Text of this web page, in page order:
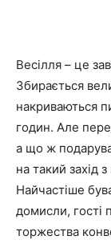
Весілля – це
Збирається
накриваються
годин. Але
а що ж
на такий захід
Найчастіше
домисли, гості
торжества